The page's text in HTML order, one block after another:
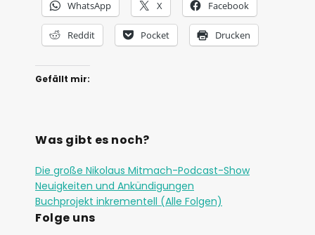
l
a
r
WhatsApp X Facebook
Reddit Pocket Drucken
Gefällt mir:
Was gibt es noch?
Die große Nikolaus Mitmach-Podcast-Show
Neuigkeiten und Ankündigungen
Buchprojekt inkrementell (Alle Folgen)
Folge uns